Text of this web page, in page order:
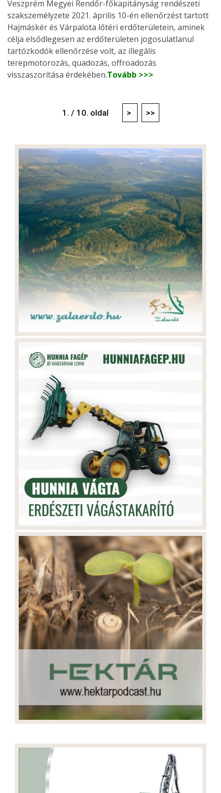
Veszprém Megyei Rendőr-főkapitányság rendészeti
szakszemélyzete 2021. április 10-én ellenőrzést tartott
Hajmáskér és Várpalota lőtéri erdőterületein, aminek
célja elsődlegesen az erdőterületen jogosulatlanul
tartózkodók ellenőrzése volt, az illegális
terepmotorozás, quadozás, offroadozás
visszaszorítása érdekében.Tovább >>>
1. / 10. oldal > >>